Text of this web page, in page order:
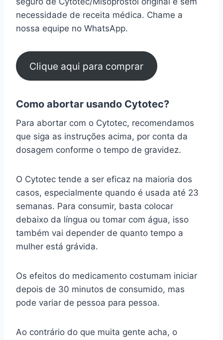
necessidade de receita médica. Chame a
nossa equipe no WhatsApp.
Clique aqui para comprar
Como abortar usando Cytotec?
Para abortar com o Cytotec, recomendamos
que siga as instruções acima, por conta da
dosagem conforme o tempo de gravidez.
O Cytotec tende a ser eficaz na maioria dos
casos, especialmente quando é usada até 23
semanas. Para consumir, basta colocar
debaixo da língua ou tomar com água, isso
também vai depender de quanto tempo a
mulher está grávida.
Os efeitos do medicamento costumam iniciar
depois de 30 minutos de consumido, mas
pode variar de pessoa para pessoa.
Ao contrário do que muita gente acha, o